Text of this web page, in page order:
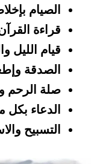
الصيام
قراءة
قيام الليل
الصدقة
صلة الرحم
الدعاء بكل
التسبيح